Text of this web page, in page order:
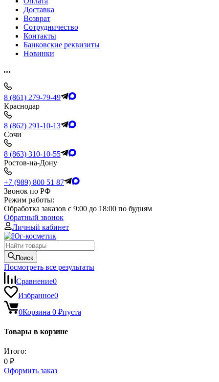
Доставка
Возврат
Сотрудничество
Контакты
Банковские реквизиты
Новинки
8 (861) 279-79-49
Краснодар
8 (862) 291-10-13
Сочи
8 (863) 310-10-55
Ростов-на-Дону
+7 (989) 800 51 87
Звонок по РФ
Режим работы:
Обработка заказов с 9:00 до 18:00 по будням
Обратный звонок
Личный кабинет
Поиск
Посмотреть все результаты
Сравнение0
Избранное0
0Корзина 0 ₽пуста
Товары в корзине
Итого:
0 ₽
Оформить заказ